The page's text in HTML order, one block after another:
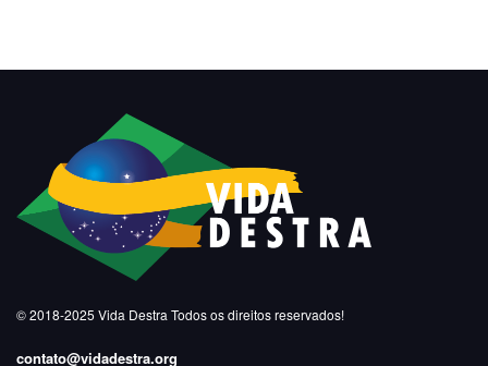
© 2018-2025 Vida Destra Todos os direitos reservados!
contato@vidadestra.org